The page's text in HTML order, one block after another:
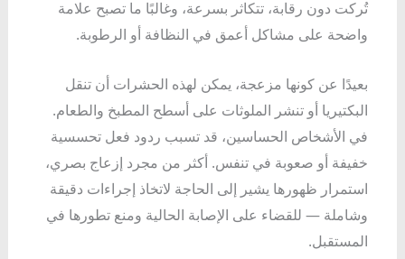
تُركت دون رقابة، تتكاثر بسرعة، وغالبًا ما تصبح علامة
واضحة على مشاكل أعمق في النظافة أو الرطوبة.
بعيدًا عن كونها مزعجة، يمكن لهذه الحشرات أن تنقل
البكتيريا أو تنشر الملوثات على أسطح المطبخ والطعام.
في الأشخاص الحساسين، قد تسبب ردود فعل تحسسية
خفيفة أو صعوبة في تنفس. أكثر من مجرد إزعاج بصري،
استمرار ظهورها يشير إلى الحاجة لاتخاذ إجراءات دقيقة
وشاملة — للقضاء على الإصابة الحالية ومنع تطورها في
المستقبل.